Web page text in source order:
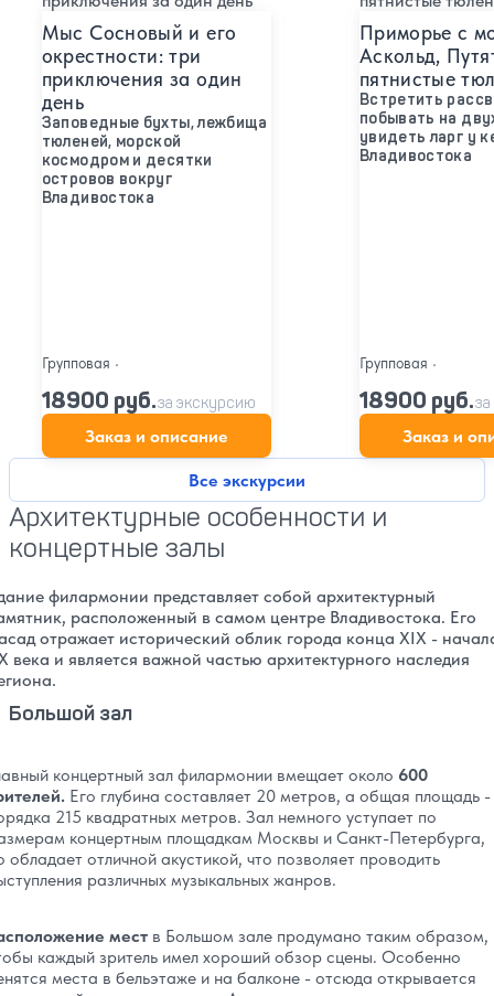
Все экскурсии
Мыс Сосновый и его
окрестности: три
приключения за один
день
Заповедные бухты, лежбища
тюленей, морской
космодром и десятки
островов вокруг
Владивостока
Групповая •
18900 руб.за экскурсию
Заказ и описание
Приморье с
Аскольд,
пятнистые
Встретить
побывать на
увидеть ларг у
Владивостока
Групповая •
18900 руб.
Заказ и
Архитектурные особенности и
концертные залы
филармонии представляет собой архитектурный
расположенный в самом центре Владивостока. Его
отражает исторический облик города конца XIX -
века и является важной частью архитектурного наследия
Большой зал
концертный зал филармонии вмещает около 600
Его глубина составляет 20 метров, а общая площадь -
215 квадратных метров. Зал немного уступает по
концертным площадкам Москвы и Санкт-Петербурга,
обладает отличной акустикой, что позволяет проводить
различных музыкальных жанров.
мест в Большом зале продумано таким образом,
каждый зритель имел хороший обзор сцены. Особенно
места в бельэтаже и на балконе - отсюда открывается